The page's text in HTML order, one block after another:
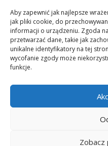
Aby zapewnić jak najlepsze
jak pliki cookie, do
informacji o urządzeniu. Zgoda
przetwarzać dane, takie jak
unikalne identyfikatory na tej
wycofanie zgody może
funkcje.
Kontakt
 +48 513078509
 biuro@qq7.pl